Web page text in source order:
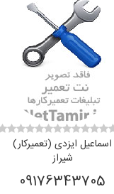
اسماعیل ایزدی (تعمیرکار)
شیراز
09176343705